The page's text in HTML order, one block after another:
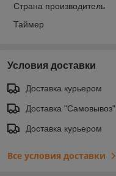
Страна производитель
Таймер
Условия доставки
Доставка курьером
Доставка "Самовывоз"
Доставка курьером
Все условия доставки